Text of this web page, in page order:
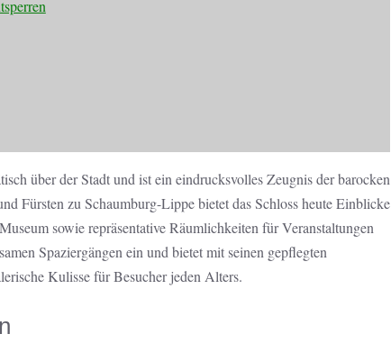
über der Stadt und ist ein eindrucksvolles Zeugnis der barocken
Fürsten zu Schaumburg-Lippe bietet das Schloss heute Einblicke
sowie repräsentative Räumlichkeiten für Veranstaltungen
Spaziergängen ein und bietet mit seinen gepflegten
Kulisse für Besucher jeden Alters.